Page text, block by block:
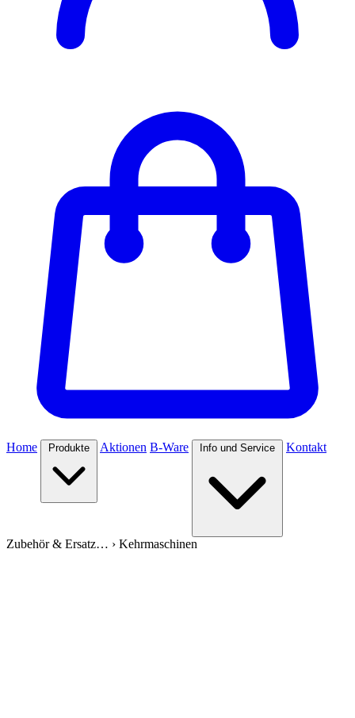
Home Produkte Aktionen B-Ware Info und Service Kontakt
Zubehör & Ersatz… › Kehrmaschinen